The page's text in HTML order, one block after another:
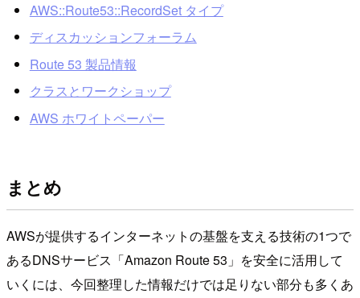
AWS::Route53::RecordSet タイプ
ディスカッションフォーラム
Route 53 製品情報
クラスとワークショップ
AWS ホワイトペーパー
まとめ
AWSが提供するインターネットの基盤を支える技術の1つで
あるDNSサービス「Amazon Route 53」を安全に活用して
いくには、今回整理した情報だけでは足りない部分も多くあ